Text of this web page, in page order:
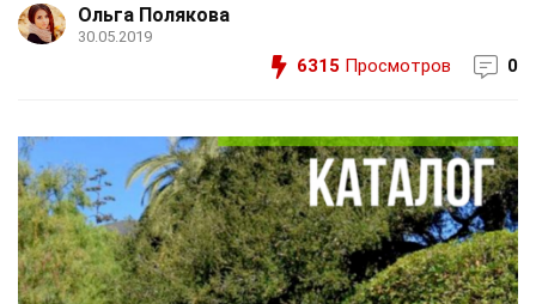
Ольга Полякова
30.05.2019
6315 Просмотров 0